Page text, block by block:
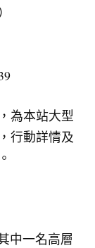
為本站大型
行動詳情及
。
中一名高層